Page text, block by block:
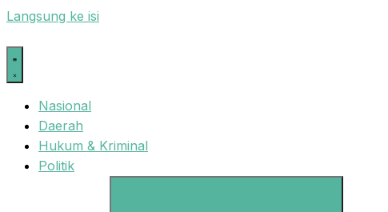
Langsung ke isi
Nasional
Daerah
Hukum & Kriminal
Politik